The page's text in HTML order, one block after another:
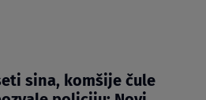
sina, komšije čule